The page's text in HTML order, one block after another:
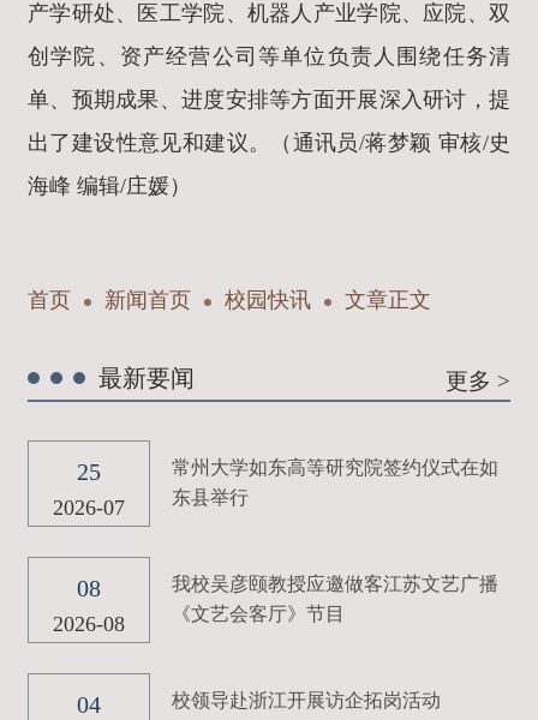
产学研处、医工学院、机器人产业学院、应院、双
创学院、资产经营公司等单位负责人围绕任务清
单、预期成果、进度安排等方面开展深入研讨，提
出了建设性意见和建议。（通讯员/蒋梦颖 审核/史
海峰 编辑/庄媛）
首页 新闻首页 校园快讯 文章正文
最新要闻 更多 >
25
2026-07
常州大学如东高等研究院签约仪式在如
东县举行
08
2026-08
我校吴彦颐教授应邀做客江苏文艺广播
《文艺会客厅》节目
04 校领导赴浙江开展访企拓岗活动